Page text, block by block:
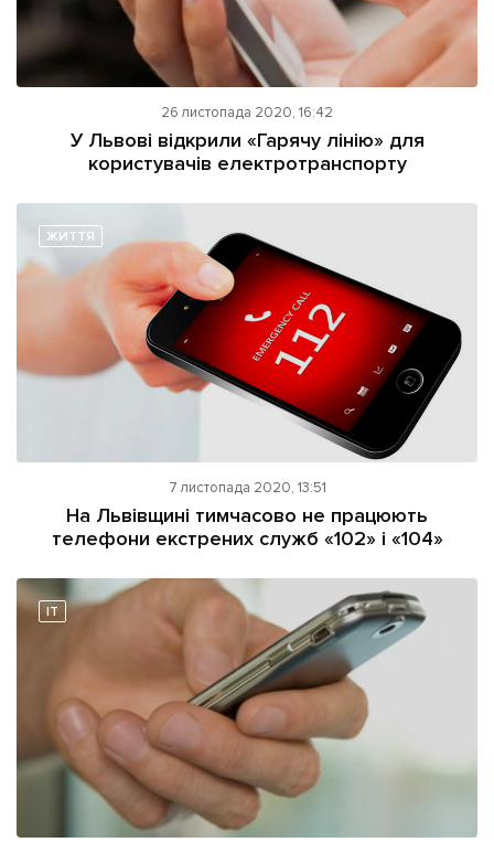
26 листопада 2020, 16:42
У Львові відкрили «Гарячу лінію» для
користувачів електротранспорту
ЖИТТЯ
7 листопада 2020, 13:51
На Львівщині тимчасово не працюють
телефони екстрених служб «102» і «104»
IT